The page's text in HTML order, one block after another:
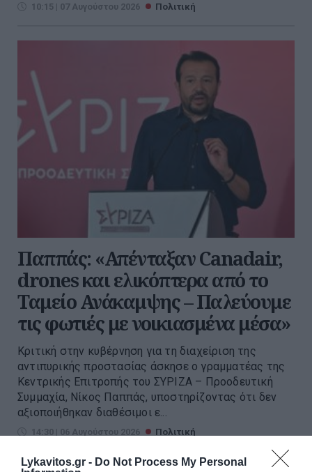
Lykavitos.gr - Do Not Process My Personal
10:15 | 07 Αυγούστου 2026 Πολιτική
Παππάς: «Απένταξαν Canadair,
drones και ελικόπτερα από το
Ταμείο Ανάκαμψης – Παλεύουμε
τις φωτιές με νοικιασμένα μέσα»
Kριτική στην κυβέρνηση για τη διαχείριση της
αντιπυρικής προστασίας άσκησε ο γραμματέας της
Κεντρικής Επιτροπής του ΣΥΡΙΖΑ – Προοδευτική
Συμμαχία, Νίκος Παππάς, υποστηρίζοντας ότι δεν
αξιοποιήθηκαν διαθέσιμοι ε...
14:30 | 06 Αυγούστου 2026 Πολιτική